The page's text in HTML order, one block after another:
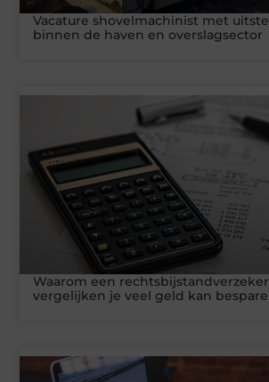
Vacature shovelmachinist met
binnen de haven en overslagsector
Waarom een
vergelijken je veel geld kan